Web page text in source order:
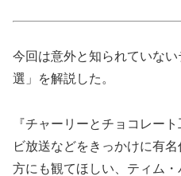
今回は意外と知られていな
選」を解説した。
『チャーリーとチョコレー
ビ放送などをきっかけに有
方にも観てほしい、ティム